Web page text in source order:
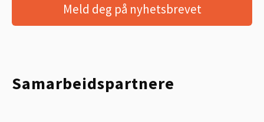
Meld deg på nyhetsbrevet
Samarbeidspartnere